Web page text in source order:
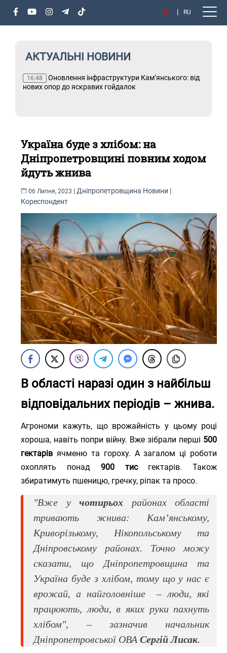
UA RU
АКТУАЛЬНІ НОВИНИ
16:48
Оновлення інфраструктури Кам’янського: від
нових опор до яскравих гойдалок
Україна буде з хлібом: на
Дніпропетровщині повним ходом
йдуть жнива
06 Липня, 2023 | Дніпропетровщина Новини |
Кореспондент
В області наразі один з найбільш
відповідальних періодів – жнива.
Агрономи кажуть, що врожайність у цьому році
хороша, навіть попри війну. Вже зібрали перші 500
гектарів ячменю та гороху. А загалом ці роботи
охоплять понад 900 тис гектарів. Також
збиратимуть пшеницю, гречку, ріпак та просо.
"Вже учотирьох районах області
тривають жнива: Кам’янському,
Криворізькому, Нікопольському та
Дніпровському районах. Точно можу
сказати, що Дніпропетровщина та
Україна буде з хлібом, тому що у нас є
врожай, а найголовніше – люди, які
працюють, люди, в яких руки пахнуть
хлібом", – зазначив начальник
Дніпропетровської ОВАСергій Лисак.